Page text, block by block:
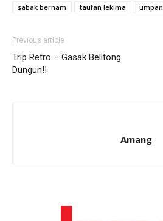
sabak bernam
taufan lekima umpan
Previous article
Trip Retro – Gasak Belitong
Dungun!!
Amang